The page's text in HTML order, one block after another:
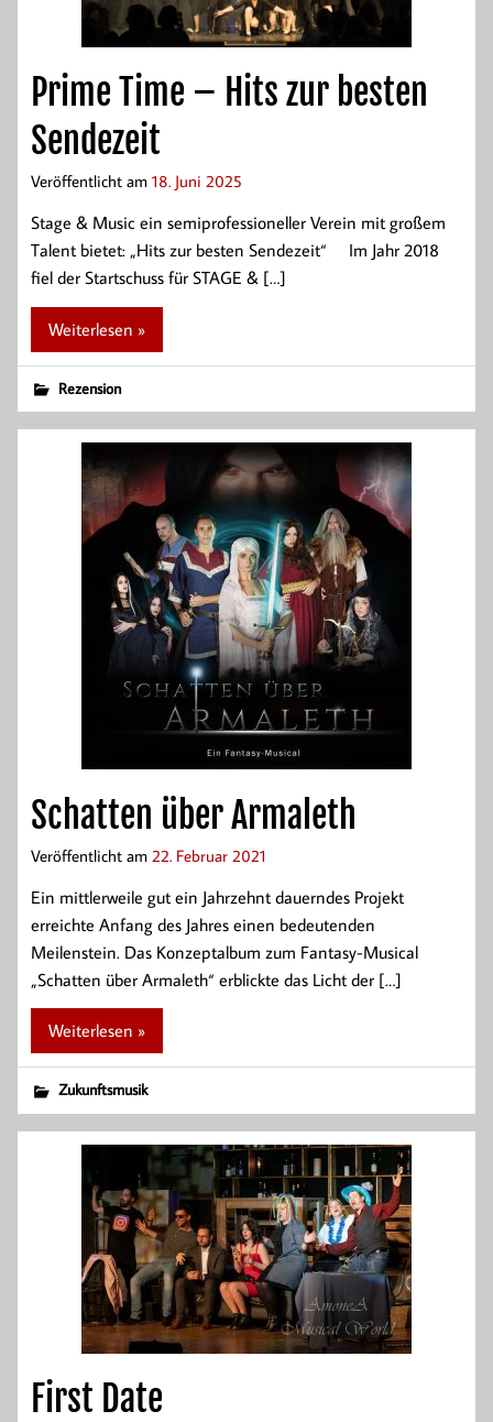
Prime Time – Hits zur besten
Sendezeit
Veröffentlicht am 18. Juni 2025
Stage & Music ein semiprofessioneller Verein mit großem
Talent bietet: „Hits zur besten Sendezeit“ Im Jahr 2018
fiel der Startschuss für STAGE & […]
Weiterlesen »
Rezension
Schatten über Armaleth
Veröffentlicht am 22. Februar 2021
Ein mittlerweile gut ein Jahrzehnt dauerndes Projekt
erreichte Anfang des Jahres einen bedeutenden
Meilenstein. Das Konzeptalbum zum Fantasy-Musical
„Schatten über Armaleth“ erblickte das Licht der […]
Weiterlesen »
Zukunftsmusik
First Date